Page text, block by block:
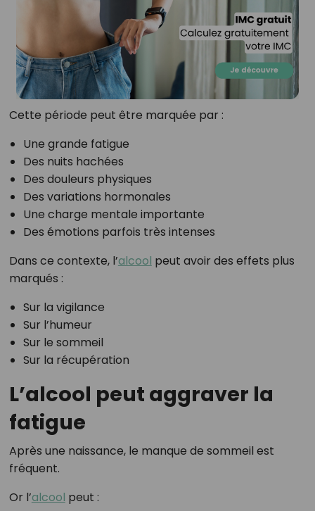
Cette période peut être marquée par :
Une grande fatigue
Des nuits hachées
Des douleurs physiques
Des variations hormonales
Une charge mentale importante
Des émotions parfois très intenses
Dans ce contexte, l’alcool peut avoir des effets plus
marqués :
Sur la vigilance
Sur l’humeur
Sur le sommeil
Sur la récupération
L’alcool peut aggraver la
fatigue
Après une naissance, le manque de sommeil est
fréquent.
Or l’alcool peut :